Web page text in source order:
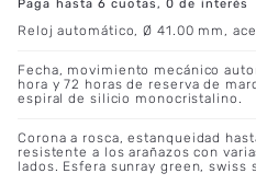
Paga hasta 6 cuotas, 0 de interés
Reloj automático, Ø 41.00 mm,
Fecha, movimiento mecánico
hora y 72 horas de reserva de
espiral de silicio monocristalino.
Corona a rosca, estanqueidad
resistente a los arañazos con
lados. Esfera sunray green, swiss